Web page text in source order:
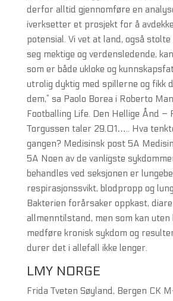
derfor alltid gjennomføre en
iverksetter et prosjekt for å
potensial. Vi vet at land, også
seg mektige og verdensledende,
som er både ukloke og
utrolig dyktig med spillerne og fikk
dem,” sa Paolo Borea i Roberto
Footballing Life. Den Hellige Ånd –
Torgussen taler 29.01….. Hva
gangen? Medisinsk post 5A
5A Noen av de vanligste
behandles ved seksjonen er
respirasjonssvikt, blodpropp og
Bakterien forårsaker oppkast,
allmenntilstand, men som kan uten
medføre kronisk sykdom og
durer det i allefall ikke lenger.
LMY NORGE
Frida Tveten Søyland, Bergen CK